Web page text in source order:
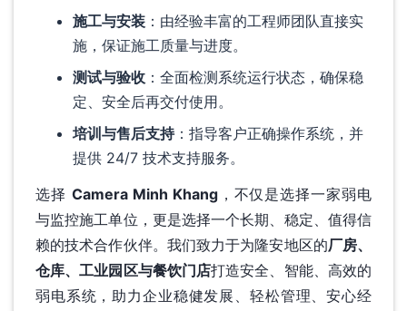
施工与安装：由经验丰富的工程师团队直接实
施，保证施工质量与进度。
测试与验收：全面检测系统运行状态，确保稳
定、安全后再交付使用。
培训与售后支持：指导客户正确操作系统，并
提供 24/7 技术支持服务。
选择 Camera Minh Khang，不仅是选择一家弱电
与监控施工单位，更是选择一个长期、稳定、值得信
赖的技术合作伙伴。我们致力于为隆安地区的厂房、
仓库、工业园区与餐饮门店打造安全、智能、高效的
弱电系统，助力企业稳健发展、轻松管理、安心经